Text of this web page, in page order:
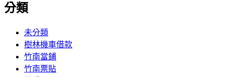
分類
未分類
樹林機車借款
竹南當鋪
竹南票貼